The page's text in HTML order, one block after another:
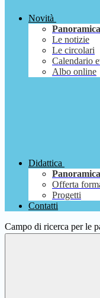
Novità
Panoramica
Le notizie
Le circolari
Calendario
Albo online
Didattica
Panoramica
Offerta
Progetti
Contatti
Campo di ricerca per le